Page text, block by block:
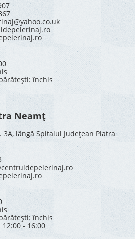
închis
Neamț
lângă Spitalul Județean Piatra
închis
- 16:00